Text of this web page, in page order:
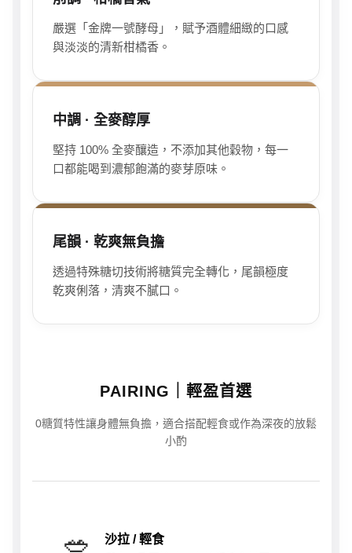
嚴選「金牌一號酵母」，賦予酒體細緻的口感
與淡淡的清新柑橘香。
中調 · 全麥醇厚
堅持 100% 全麥釀造，不添加其他穀物，每一
口都能喝到濃郁飽滿的麥芽原味。
尾韻 · 乾爽無負擔
透過特殊糖切技術將糖質完全轉化，尾韻極度
乾爽俐落，清爽不膩口。
PAIRING｜輕盈首選
0糖質特性讓身體無負擔，適合搭配輕食或作為深夜的放鬆
小酌
🥗 沙拉 / 輕食